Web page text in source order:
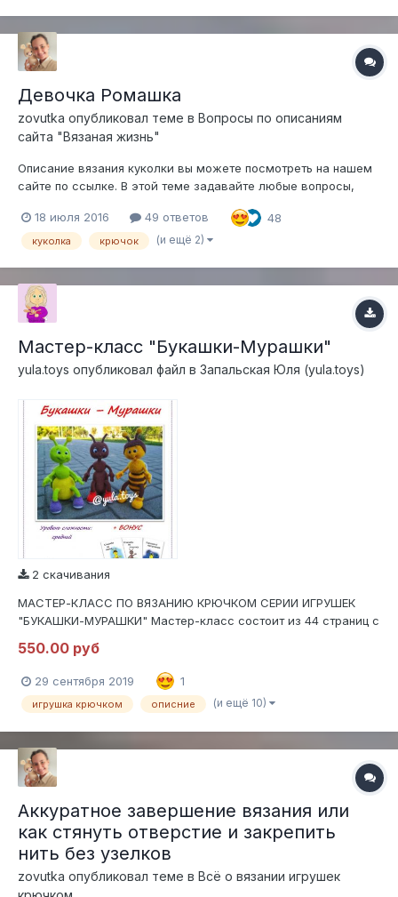
Девочка Ромашка
zovutka опубликовал теме в Вопросы по описаниям
сайта "Вязаная жизнь"
Описание вязания куколки вы можете посмотреть на нашем
сайте по ссылке. В этой теме задавайте любые вопросы,
18 июля 2016
49 ответов 48
куколка крючок (и ещё 2)
Мастер-класс "Букашки-Мурашки"
yula.toys опубликовал файл в Запальская Юля (yula.toys)
2 скачивания
МАСТЕР-КЛАСС ПО ВЯЗАНИЮ КРЮЧКОМ СЕРИИ ИГРУШЕК
"БУКАШКИ-МУРАШКИ" Мастер-класс состоит из 44 страниц с
входит полное описание вязания трех игрушек, оформление,
сборка, утяжка. Содержит 159 фотографий процесса вязания
и оформления....
550.00 руб
29 сентября 2019 1
игрушка крючком описние (и ещё 10)
Аккуратное завершение вязания или
как стянуть отверстие и закрепить
нить без узелков
zovutka опубликовал теме в Всё о вязании игрушек